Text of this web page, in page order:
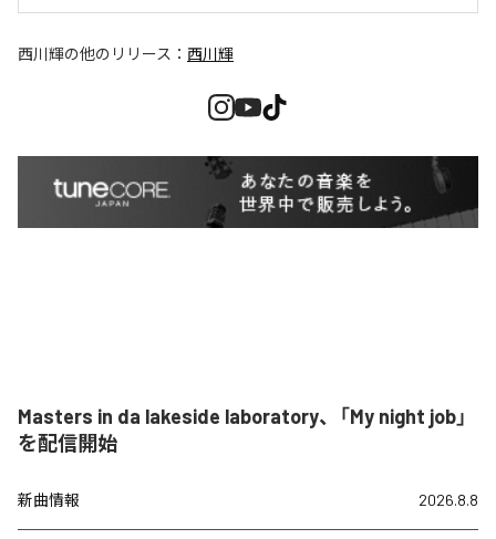
西川輝の他のリリース： 西川輝
Masters in da lakeside laboratory、「My night job」
を配信開始
新曲情報 2026.8.8